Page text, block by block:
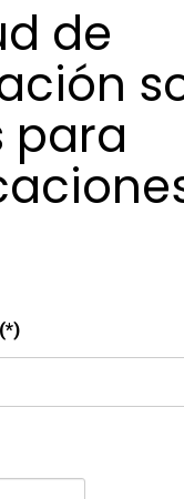
de
para
(*)